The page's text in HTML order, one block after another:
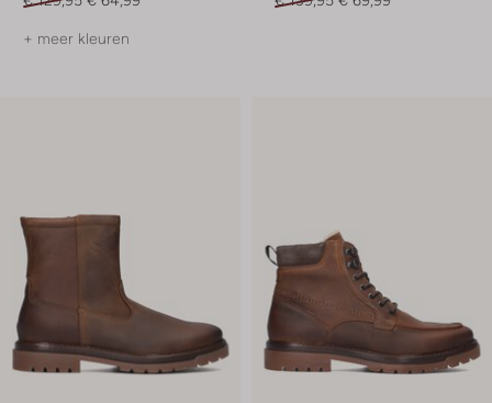
+ meer kleuren